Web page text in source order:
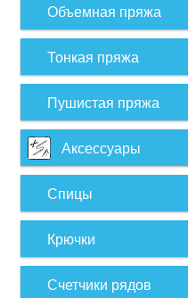
Объемная пряжа
Тонкая пряжа
Пушистая пряжа
Аксессуары
Спицы
Крючки
Счетчики рядов